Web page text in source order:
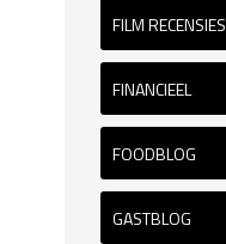
FILM RECENSIES
FINANCIEEL
FOODBLOG
GASTBLOG